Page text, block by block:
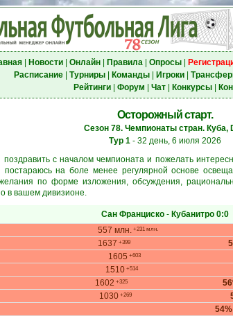
| Новости| Онлайн| Правила| Опросы|
Расписание| Турниры| Команды| Игроки|
Рейтинги| Форум Чат| Конкурсы|
Осторожный старт.
Сезон 78. Чемпионаты стран. Куба,
Тур 1 - 32 день, 6 июля 2026
поздравить с началом чемпионата и пожелать
на боле менее регулярной основе
по форме изложения, обсуждения,
в вашем дивизионе.
Сан Франциско - Кубанитро 0:0
557 млн. +231 млн.
1637 +399
1605 +603
1510+514
1602 +325
1030+269
54%